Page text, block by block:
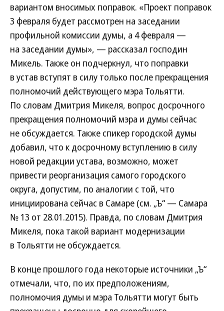
вариантом вносимых поправок. «Проект поправок
3 февраля будет рассмотрен на заседании
профильной комиссии думы, а 4 февраля —
на заседании думы», — рассказал господин
Микель. Также он подчеркнул, что поправки
в устав вступят в силу только после прекращения
полномочий действующего мэра Тольятти.
По словам Дмитрия Микеля, вопрос досрочного
прекращения полномочий мэра и думы сейчас
не обсуждается. Также спикер городской думы
добавил, что к досрочному вступлению в силу
новой редакции устава, возможно, может
привести реорганизация самого городского
округа, допустим, по аналогии с той, что
инициирована сейчас в Самаре (см. „Ъ“ — Самара
№ 13 от 28.01.2015). Правда, по словам Дмитрия
Микеля, пока такой вариант модернизации
в Тольятти не обсуждается.
В конце прошлого года некоторые источники „Ъ“
отмечали, что, по их предположениям,
полномочия думы и мэра Тольятти могут быть